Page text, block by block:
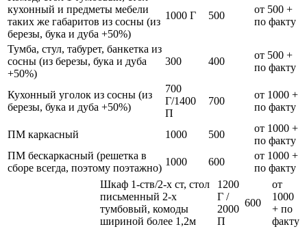
кухонный и предметы мебели
таких же габаритов из сосны (из
березы, бука и дуба +50%)
1000 Г 500
от 500 +
по факту
Тумба, стул, табурет, банкетка из
сосны (из березы, бука и дуба
+50%)
300 400
от 500 +
по факту
Кухонный уголок из сосны (из
березы, бука и дуба +50%)
700
Г/1400
П
700
от 1000 +
по факту
ПМ каркасный 1000 500
от 1000 +
по факту
ПМ бескаркасный (решетка в
сборе всегда, поэтому поэтажно)
1000 600
от 1000 +
по факту
Шкаф 1-ств/2-х ст, стол
письменный 2-х
тумбовый, комоды
шириной более 1,2м
1200
Г /
2000
П
600
от
1000
+ по
факту